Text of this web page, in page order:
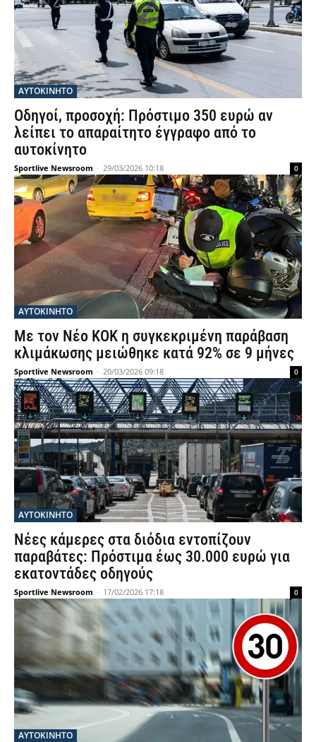
ΑΥΤΟΚΙΝΗΤΟ
Οδηγοί, προσοχή: Πρόστιμο 350 ευρώ αν
λείπει το απαραίτητο έγγραφο από το
αυτοκίνητο
Sportlive Newsroom - 29/03/2026 10:18 0
ΑΥΤΟΚΙΝΗΤΟ
Με τον Νέο ΚΟΚ η συγκεκριμένη παράβαση
κλιμάκωσης μειώθηκε κατά 92% σε 9 μήνες
Sportlive Newsroom - 20/03/2026 09:18 0
ΑΥΤΟΚΙΝΗΤΟ
Νέες κάμερες στα διόδια εντοπίζουν
παραβάτες: Πρόστιμα έως 30.000 ευρώ για
εκατοντάδες οδηγούς
Sportlive Newsroom - 17/02/2026 17:18 0
ΑΥΤΟΚΙΝΗΤΟ